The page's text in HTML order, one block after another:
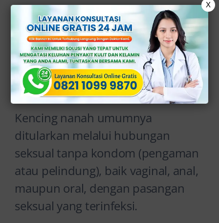
1. Hubungan Seksual
Tanpa Pengaman
(Kondom atau
Pelindung)
Kencing nanah umumnya
ditularkan melalui hubungan
seksual tanpa kondom (pengaman
atau pelindung), baik vaginal, anal,
maupun oral, dengan pasangan
seksual yang terinfeksi.
X